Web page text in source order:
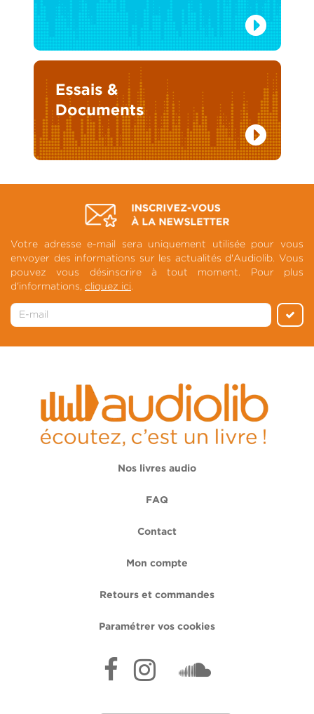
Votre adresse e-mail sera uniquement utilisée pour vous
envoyer des informations sur les actualités d'Audiolib. Vous
pouvez vous désinscrire à tout moment. Pour plus
d'informations, cliquez ici.
Nos livres audio
FAQ
Contact
Mon compte
Retours et commandes
Paramétrer vos cookies